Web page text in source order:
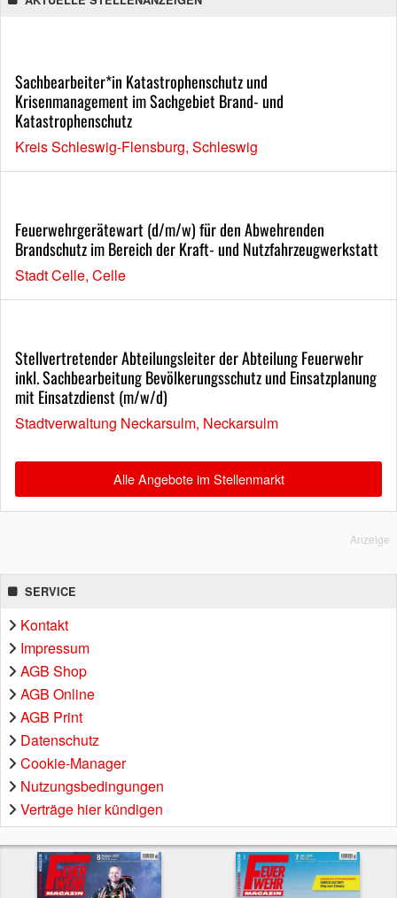
Sachbearbeiter*in Katastrophenschutz und
Krisenmanagement im Sachgebiet Brand- und
Katastrophenschutz
Kreis Schleswig-Flensburg, Schleswig
Feuerwehrgerätewart (d/m/w) für den Abwehrenden
Brandschutz im Bereich der Kraft- und Nutzfahrzeugwerkstatt
Stadt Celle, Celle
Stellvertretender Abteilungsleiter der Abteilung Feuerwehr
inkl. Sachbearbeitung Bevölkerungsschutz und Einsatzplanung
mit Einsatzdienst (m/w/d)
Stadtverwaltung Neckarsulm, Neckarsulm
Alle Angebote im Stellenmarkt
Anzeige
SERVICE
Kontakt
Impressum
AGB Shop
AGB Online
AGB Print
Datenschutz
Cookie-Manager
Nutzungsbedingungen
Verträge hier kündigen